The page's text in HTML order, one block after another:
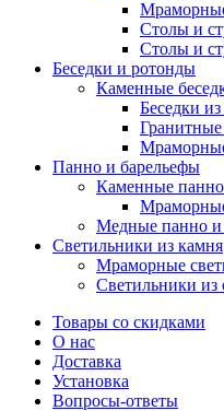
Столы и
Столы и
Беседки и ротонды
Каменные
Беседки
Гранитные
Панно и барельефы
Каменные
Медные панно и
Светильники из камня
Мраморные
Светильники из
Товары со скидками
О нас
Доставка
Установка
Вопросы-ответы